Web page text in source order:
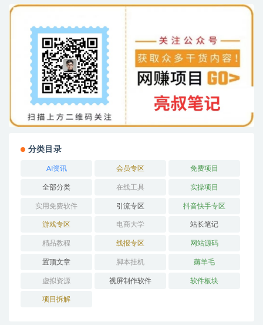
分类目录
AI资讯 会员专区 免费项目
全部分类 在线工具 实操项目
实用免费软件 引流专区 抖音快手专区
游戏专区 电商大学 站长笔记
精品教程 线报专区 网站源码
置顶文章 脚本挂机 薅羊毛
虚拟资源 视屏制作软件 软件板块
项目拆解